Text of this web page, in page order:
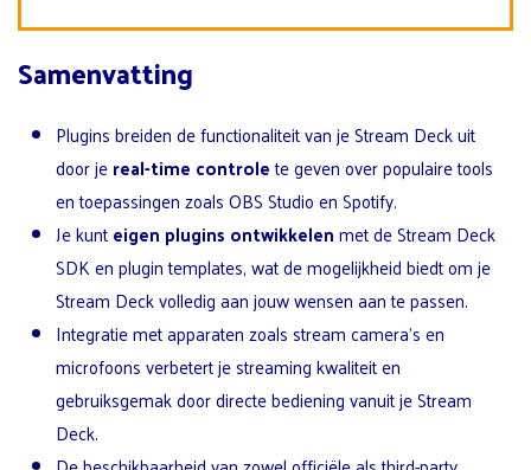
Samenvatting
Plugins breiden de functionaliteit van je Stream Deck uit
door jereal-time controlete geven over populaire tools
en toepassingen zoals OBS Studio en Spotify.
Je kunteigen plugins ontwikkelenmet de Stream Deck
SDK en plugin templates, wat de mogelijkheid biedt om je
Stream Deck volledig aan jouw wensen aan te passen.
Integratie met apparaten zoals stream camera’s en
microfoons verbetert je streaming kwaliteit en
gebruiksgemak door directe bediening vanuit je Stream
Deck.